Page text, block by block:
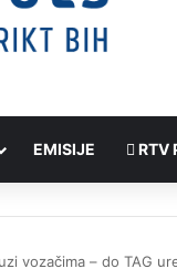
EMISIJE RTV
vozačima – do TAG